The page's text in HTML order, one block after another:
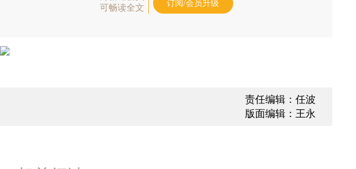
可畅读全文
订阅/会员升级
责任编辑：任波
版面编辑：王永